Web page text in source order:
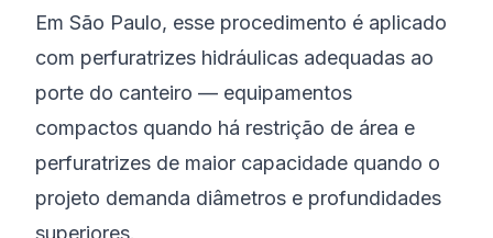
Em São Paulo, esse procedimento é aplicado
com perfuratrizes hidráulicas adequadas ao
porte do canteiro — equipamentos
compactos quando há restrição de área e
perfuratrizes de maior capacidade quando o
projeto demanda diâmetros e profundidades
superiores.